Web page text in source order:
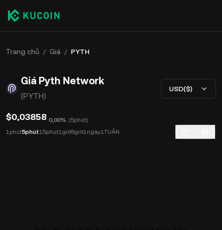
Trang chủ / Giá / PYTH
Giá Pyth Network
(PYTH)
USD($)
$0,03858 0,00% (5phút)
1phút5phút15phút1giờ8giờ1ngày1TUẦN